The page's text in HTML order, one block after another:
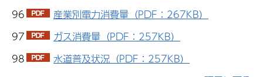
96
産業別電力消費量（PDF：267KB）
97
ガス消費量（PDF：257KB）
98
水道普及状況（PDF：257KB）